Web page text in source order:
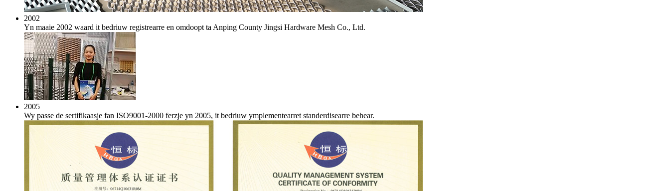
2002
Yn maaie 2002 waard it bedriuw registrearre en omdoopt ta Anping County Jingsi Hardware Mesh Co., Ltd.
2005
Wy passe de sertifikaasje fan ISO9001-2000 ferzje yn 2005, it bedriuw ymplementearret standerdisearre behear.